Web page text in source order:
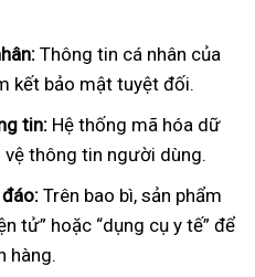
Thông tin cá nhân của
kết bảo mật tuyệt đối.
tin: Hệ thống mã hóa dữ
thông tin người dùng.
Trên bao bì, sản phẩm
tử” hoặc “dụng cụ y tế” để
hàng.